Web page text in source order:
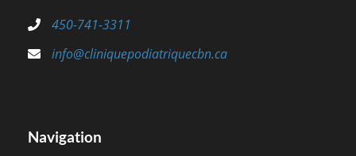
450-741-3311
info@cliniquepodiatriquecbn.ca
Navigation